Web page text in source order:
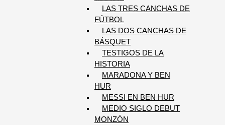
LAS TRES CANCHAS DE
FÚTBOL
LAS DOS CANCHAS DE
BÁSQUET
TESTIGOS DE LA
HISTORIA
MARADONA Y BEN
HUR
MESSI EN BEN HUR
MEDIO SIGLO DEBUT
MONZÓN